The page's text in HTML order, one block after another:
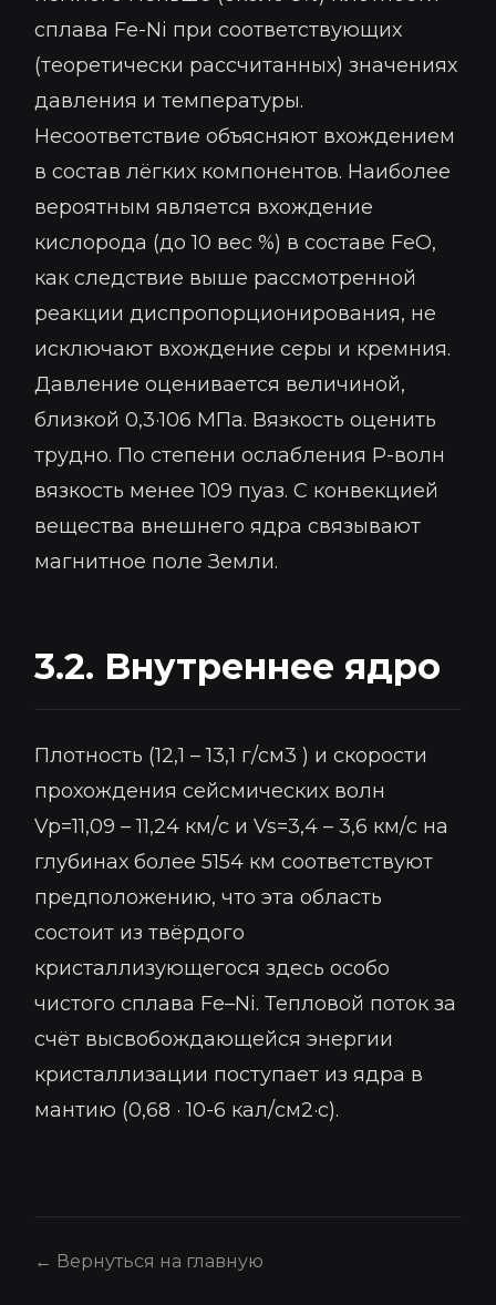
сплава Fe-Ni при соответствующих
(теоретически рассчитанных) значениях
давления и температуры.
Несоответствие объясняют вхождением
в состав лёгких компонентов. Наиболее
вероятным является вхождение
кислорода (до 10 вес %) в составе FeO,
как следствие выше рассмотренной
реакции диспропорционирования, не
исключают вхождение серы и кремния.
Давление оценивается величиной,
близкой 0,3·106 МПа. Вязкость оценить
трудно. По степени ослабления Р-волн
вязкость менее 109 пуаз. С конвекцией
вещества внешнего ядра связывают
магнитное поле Земли.
3.2. Внутреннее ядро
Плотность (12,1 – 13,1 г/см3 ) и скорости
прохождения сейсмических волн
Vp=11,09 – 11,24 км/с и Vs=3,4 – 3,6 км/с на
глубинах более 5154 км соответствуют
предположению, что эта область
состоит из твёрдого
кристаллизующегося здесь особо
чистого сплава Fe–Ni. Тепловой поток за
счёт высвобождающейся энергии
кристаллизации поступает из ядра в
мантию (0,68 · 10-6 кал/см2·с).
← Вернуться на главную